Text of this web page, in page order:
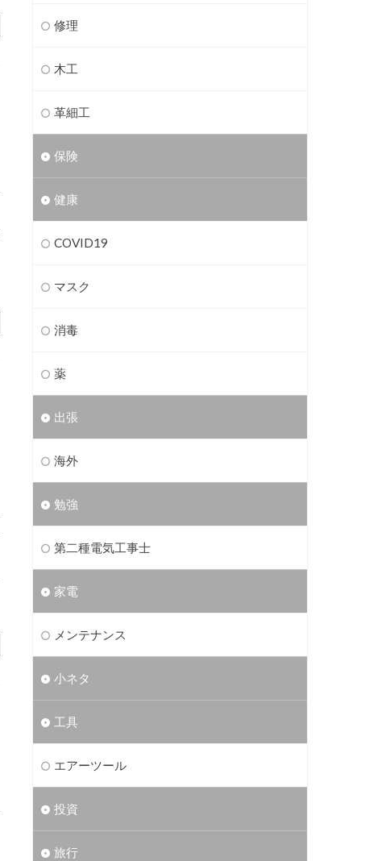
修理
木工
革細工
保険
健康
COVID19
マスク
消毒
薬
出張
海外
勉強
第二種電気工事士
家電
メンテナンス
小ネタ
工具
エアーツール
投資
旅行